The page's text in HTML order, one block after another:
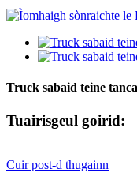
Truck sabaid teine
Tuairisgeul goirid:
Cuir post-d thugainn